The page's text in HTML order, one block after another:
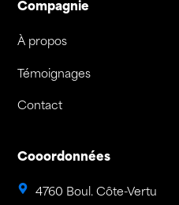
Compagnie
À propos
Témoignages
Contact
Cooordonnées
4760 Boul. Côte-Vertu